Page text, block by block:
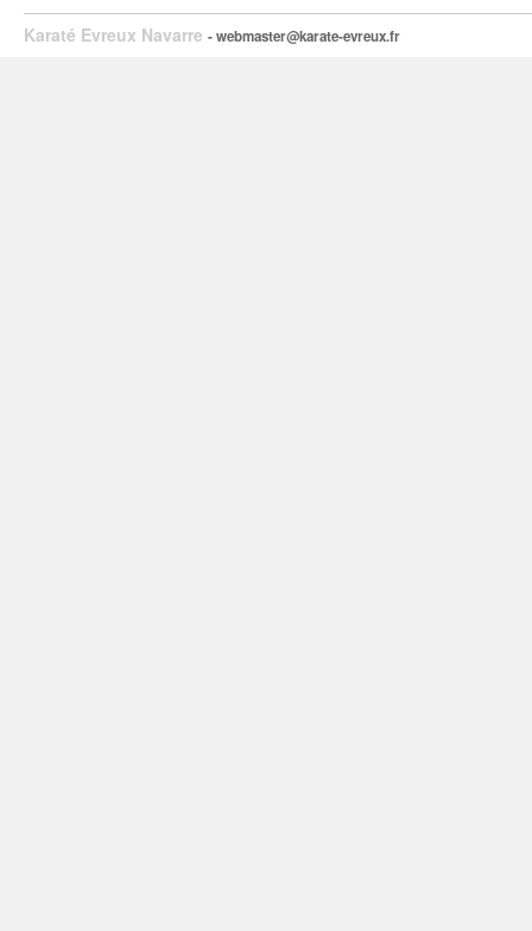
Karaté Evreux Navarre - webmaster@karate-evreux.fr